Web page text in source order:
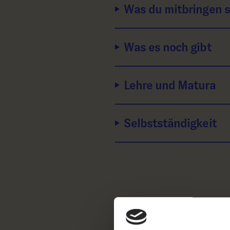
Was du mitbringen
Was es noch gibt
Lehre und Matura
Selbstständigkeit